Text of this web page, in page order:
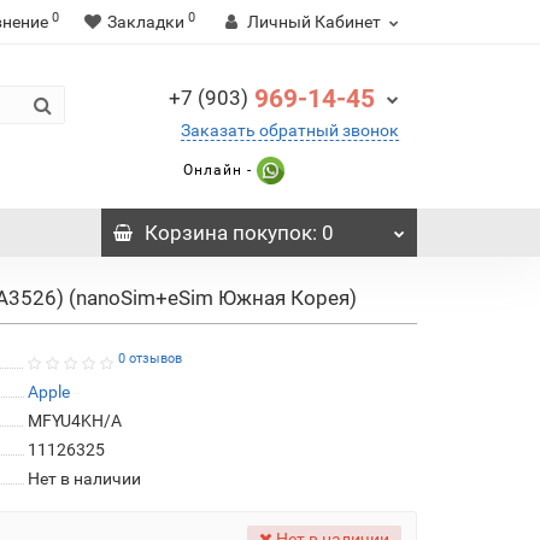
0 Закладки 0 Личный Кабинет
+7 (903) 969-14-45
Заказать обратный звонок
Онлайн -
Корзинапокупок: 0
(nanoSim+eSim Южная Корея)
0 отзывов
Apple
MFYU4KH/A
11126325
Нет в наличии